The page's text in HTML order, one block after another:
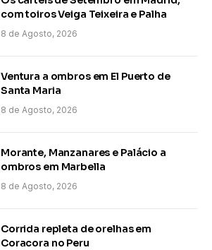
com toiros Veiga Teixeira e Palha
8 de Agosto, 2026
Ventura a ombros em El Puerto de
Santa Maria
8 de Agosto, 2026
Morante, Manzanares e Palácio a
ombros em Marbella
8 de Agosto, 2026
Corrida repleta de orelhas em
Coracora no Peru